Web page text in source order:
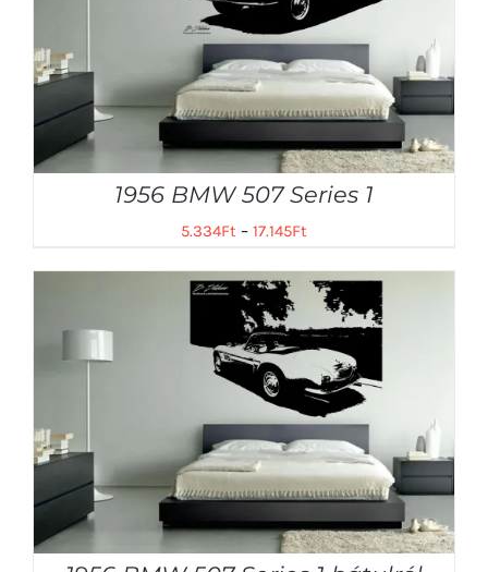
1956 BMW 507 Series 1
5.334Ft – 17.145Ft